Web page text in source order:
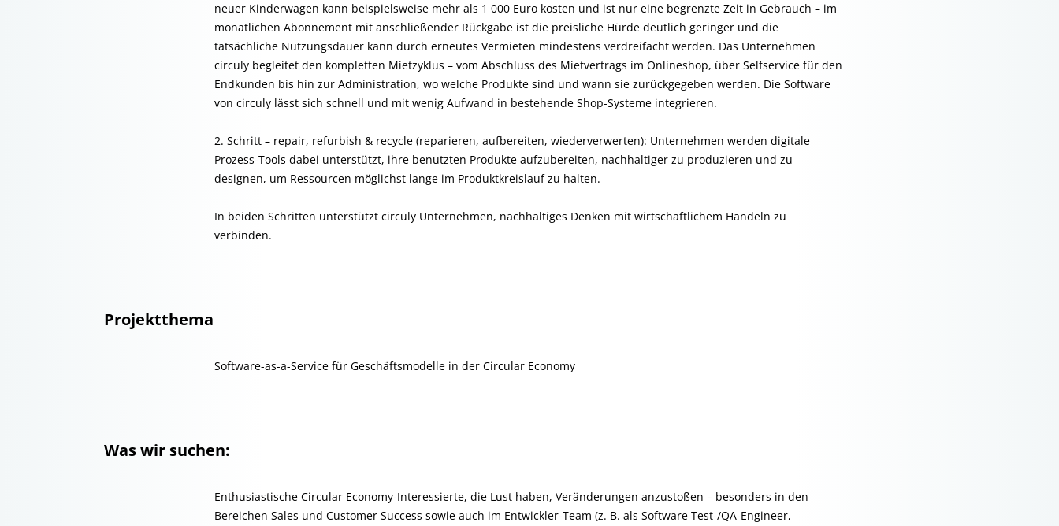
neuer Kinderwagen kann beispielsweise mehr als 1 000 Euro kosten und ist nur eine begrenzte Zeit in Gebrauch – im
monatlichen Abonnement mit anschließender Rückgabe ist die preisliche Hürde deutlich geringer und die
tatsächliche Nutzungsdauer kann durch erneutes Vermieten mindestens verdreifacht werden. Das Unternehmen
circuly begleitet den kompletten Mietzyklus – vom Abschluss des Mietvertrags im Onlineshop, über Selfservice für den
Endkunden bis hin zur Administration, wo welche Produkte sind und wann sie zurückgegeben werden. Die Software
von circuly lässt sich schnell und mit wenig Aufwand in bestehende Shop-Systeme integrieren.
2. Schritt – repair, refurbish & recycle (reparieren, aufbereiten, wiederverwerten): Unternehmen werden digitale
Prozess-Tools dabei unterstützt, ihre benutzten Produkte aufzubereiten, nachhaltiger zu produzieren und zu
designen, um Ressourcen möglichst lange im Produktkreislauf zu halten.
In beiden Schritten unterstützt circuly Unternehmen, nachhaltiges Denken mit wirtschaftlichem Handeln zu
verbinden.
Projektthema
Software-as-a-Service für Geschäftsmodelle in der Circular Economy
Was wir suchen:
Enthusiastische Circular Economy-Interessierte, die Lust haben, Veränderungen anzustoßen – besonders in den
Bereichen Sales und Customer Success sowie auch im Entwickler-Team (z. B. als Software Test-/QA-Engineer,